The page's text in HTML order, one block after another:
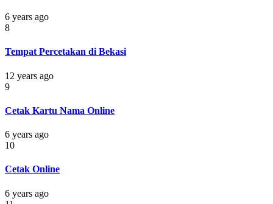
6 years ago
8
Tempat Percetakan di Bekasi
12 years ago
9
Cetak Kartu Nama Online
6 years ago
10
Cetak Online
6 years ago